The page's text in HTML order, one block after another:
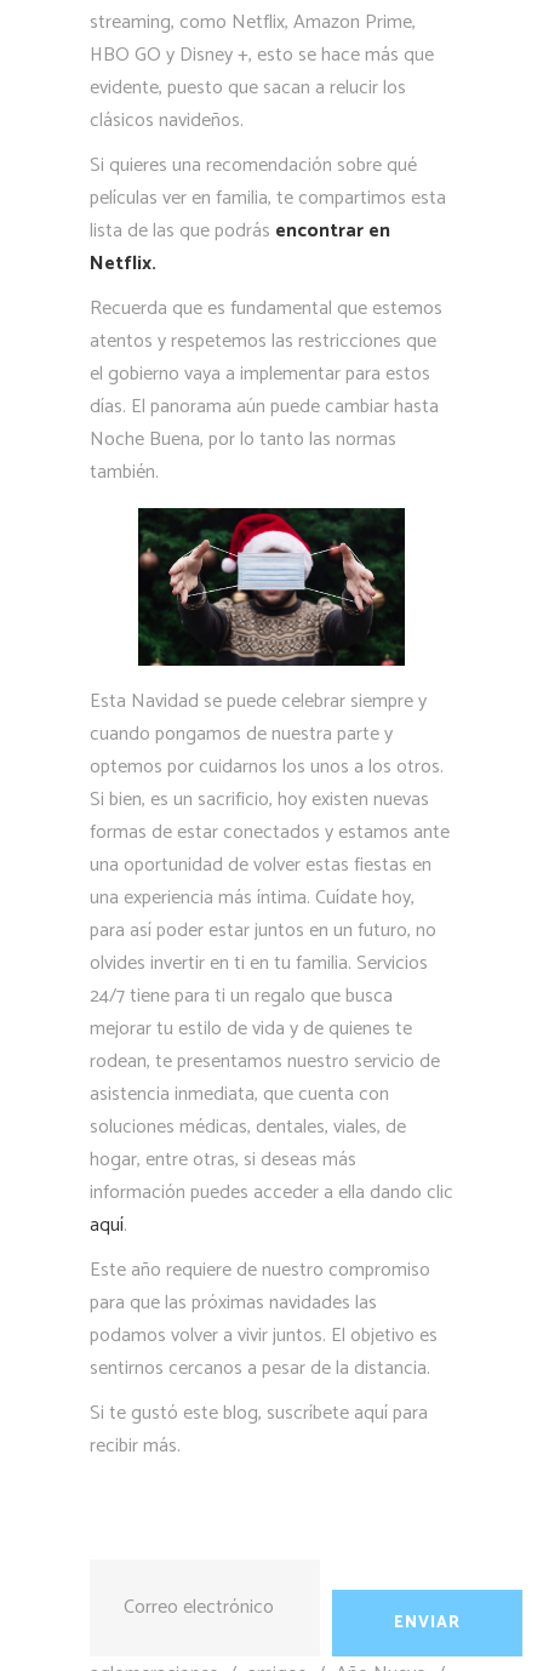
streaming, como Netflix, Amazon Prime,
HBO GO y Disney +, esto se hace más que
evidente, puesto que sacan a relucir los
clásicos navideños.
Si quieres una recomendación sobre qué
películas ver en familia, te compartimos esta
lista de las que podrás encontrar en
Netflix.
Recuerda que es fundamental que estemos
atentos y respetemos las restricciones que
el gobierno vaya a implementar para estos
días. El panorama aún puede cambiar hasta
Noche Buena, por lo tanto las normas
también.
Esta Navidad se puede celebrar siempre y
cuando pongamos de nuestra parte y
optemos por cuidarnos los unos a los otros.
Si bien, es un sacrificio, hoy existen nuevas
formas de estar conectados y estamos ante
una oportunidad de volver estas fiestas en
una experiencia más íntima. Cuídate hoy,
para así poder estar juntos en un futuro, no
olvides invertir en ti en tu familia. Servicios
24/7 tiene para ti un regalo que busca
mejorar tu estilo de vida y de quienes te
rodean, te presentamos nuestro servicio de
asistencia inmediata, que cuenta con
soluciones médicas, dentales, viales, de
hogar, entre otras, si deseas más
información puedes acceder a ella dando clic
aquí.
Este año requiere de nuestro compromiso
para que las próximas navidades las
podamos volver a vivir juntos. El objetivo es
sentirnos cercanos a pesar de la distancia.
Si te gustó este blog, suscríbete aquí para
recibir más.